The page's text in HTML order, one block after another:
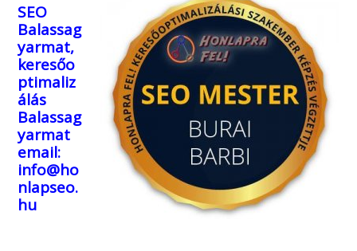
SEO
Balassag
yarmat,
keresőo
ptimaliz
álás
Balassag
yarmat
email:
info@ho
nlapseo.
hu